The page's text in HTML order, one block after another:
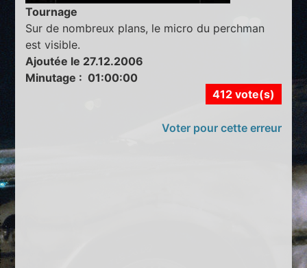
Tournage
Sur de nombreux plans, le micro du perchman
est visible.
Ajoutée le 27.12.2006
Minutage : 01:00:00
412 vote(s)
Voter pour cette erreur